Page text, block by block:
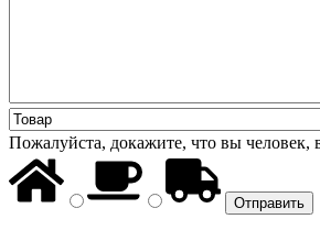
Пожалуйста, докажите, что вы человек,